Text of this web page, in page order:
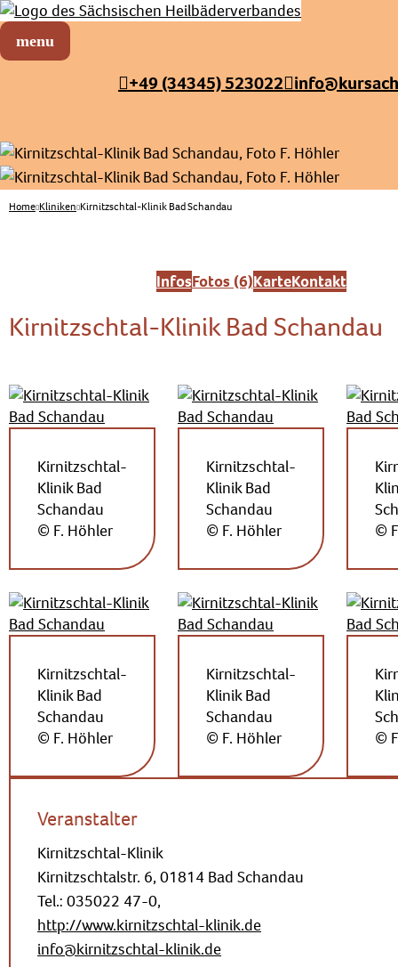
Sächsischer Heilbäderverband
+49 (34345) 523022
Home Kliniken Kirnitzschtal-Klinik Bad Schandau
InfosFotos (6)KarteKontakt
Kirnitzschtal-Klinik Bad Schandau
Kirnitzschtal-
Klinik Bad
Schandau
© F. Höhler
Kirnitzschtal-
Klinik Bad
Schandau
© F. Höhler
©
Kirnitzschtal-
Klinik Bad
Schandau
© F. Höhler
Kirnitzschtal-
Klinik Bad
Schandau
© F. Höhler
©
Veranstalter
Kirnitzschtal-Klinik
Kirnitzschtalstr. 6, 01814 Bad Schandau
Tel.: 035022 47-0,
http://www.kirnitzschtal-klinik.de
info@kirnitzschtal-klinik.de